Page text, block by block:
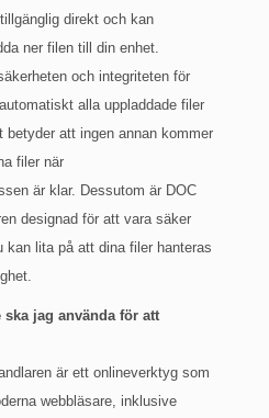
direkt och kan
ner filen till din enhet.
och integriteten för
alla uppladdade filer
betyder att ingen annan kommer
filer när
är klar. Dessutom är DOC
designad för att vara säker
kan lita på att dina filer hanteras
jag använda för att
är ett onlineverktyg som
webbläsare, inklusive